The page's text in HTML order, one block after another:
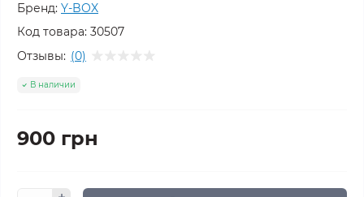
Бренд: Y-BOX
Код товара: 30507
Отзывы: (0)
В наличии
900 грн